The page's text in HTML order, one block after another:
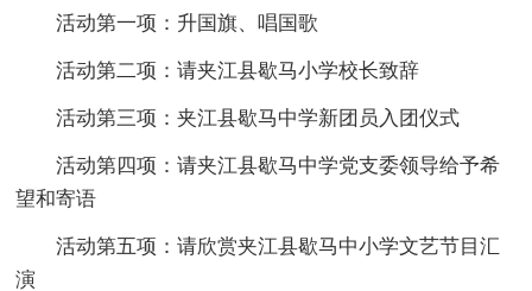
活动第一项：升国旗、唱国歌
活动第二项：请夹江县歇马小学校长致辞
活动第三项：夹江县歇马中学新团员入团仪式
活动第四项：请夹江县歇马中学党支委领导给予希
望和寄语
活动第五项：请欣赏夹江县歇马中小学文艺节目汇
演